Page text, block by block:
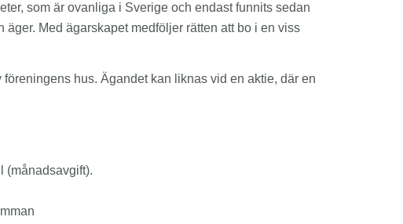
som är ovanliga i Sverige och endast funnits sedan
Med ägarskapet medföljer rätten att bo i en viss
hus. Ägandet kan liknas vid en aktie, där en
(månadsavgift).